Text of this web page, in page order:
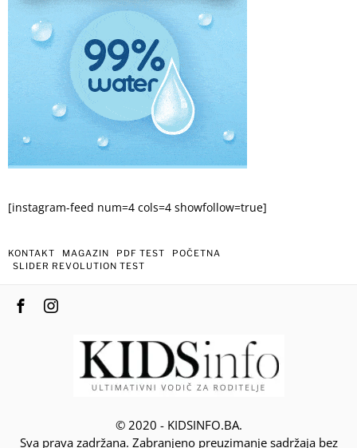
[instagram-feed num=4 cols=4 showfollow=true]
KONTAKT MAGAZIN PDF TEST
POČETNA
SLIDER REVOLUTION TEST
© 2020 - KIDSINFO.BA.
Sva prava zadržana. Zabranjeno preuzimanje sadržaja bez